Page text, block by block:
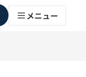
メニュー